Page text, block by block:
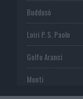
Buddusò
Loiri P. S. Paolo
Golfo Aranci
Monti